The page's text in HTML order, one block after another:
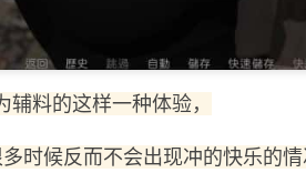
料的这样一种体验，
时候反而不会出现冲的快乐的情